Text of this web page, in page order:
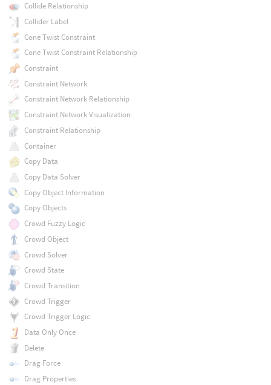
Collide Relationship
Collider Label
Cone Twist Constraint
Cone Twist Constraint Relationship
Constraint
Constraint Network
Constraint Network Relationship
Constraint Network Visualization
Constraint Relationship
Container
Copy Data
Copy Data Solver
Copy Object Information
Copy Objects
Crowd Fuzzy Logic
Crowd Object
Crowd Solver
Crowd State
Crowd Transition
Crowd Trigger
Crowd Trigger Logic
Data Only Once
Delete
Drag Force
Drag Properties